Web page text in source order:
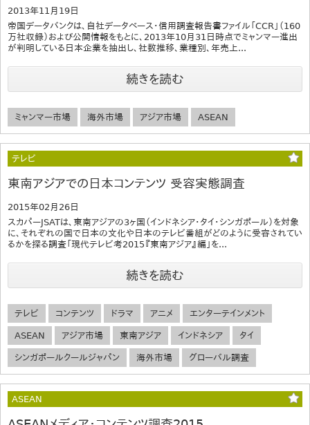
2013年11月19日
帝国データバンクは、自社データベース・信用調査報告書ファイル「CCR」（160
万社収録）および公開情報をもとに、2013年10月31日時点でミャンマー進出
が判明している日本企業を抽出し、社数推移、業種別、年売上...
続きを読む
ミャンマー市場 海外市場 アジア市場 ASEAN
テレビ
東南アジアでの日本コンテンツ 受容実態調査
2015年02月26日
スカパーJSATは、東南アジアの3ヶ国（インドネシア・タイ・シンガポール）を対象
に、それぞれの国で日本の文化や日本のテレビ番組がどのように受容されてい
るかを探る調査「現代テレビ考2015『東南アジア』編」を...
続きを読む
テレビ コンテンツ ドラマ アニメ エンターテインメント
ASEAN アジア市場 東南アジア インドネシア タイ
シンガポールクールジャパン 海外市場 グローバル調査
ASEAN